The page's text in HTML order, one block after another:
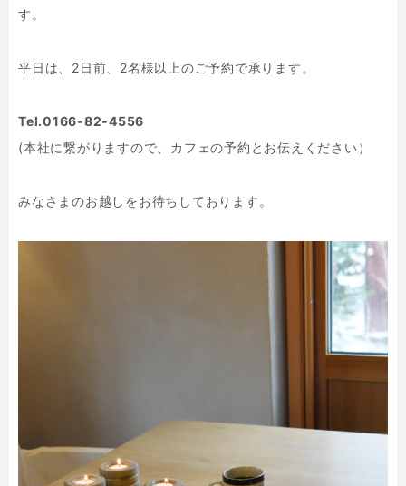
す。
平日は、2日前、2名様以上のご予約で承ります。
Tel.0166-82-4556
(本社に繋がりますので、カフェの予約とお伝えください）
みなさまのお越しをお待ちしております。